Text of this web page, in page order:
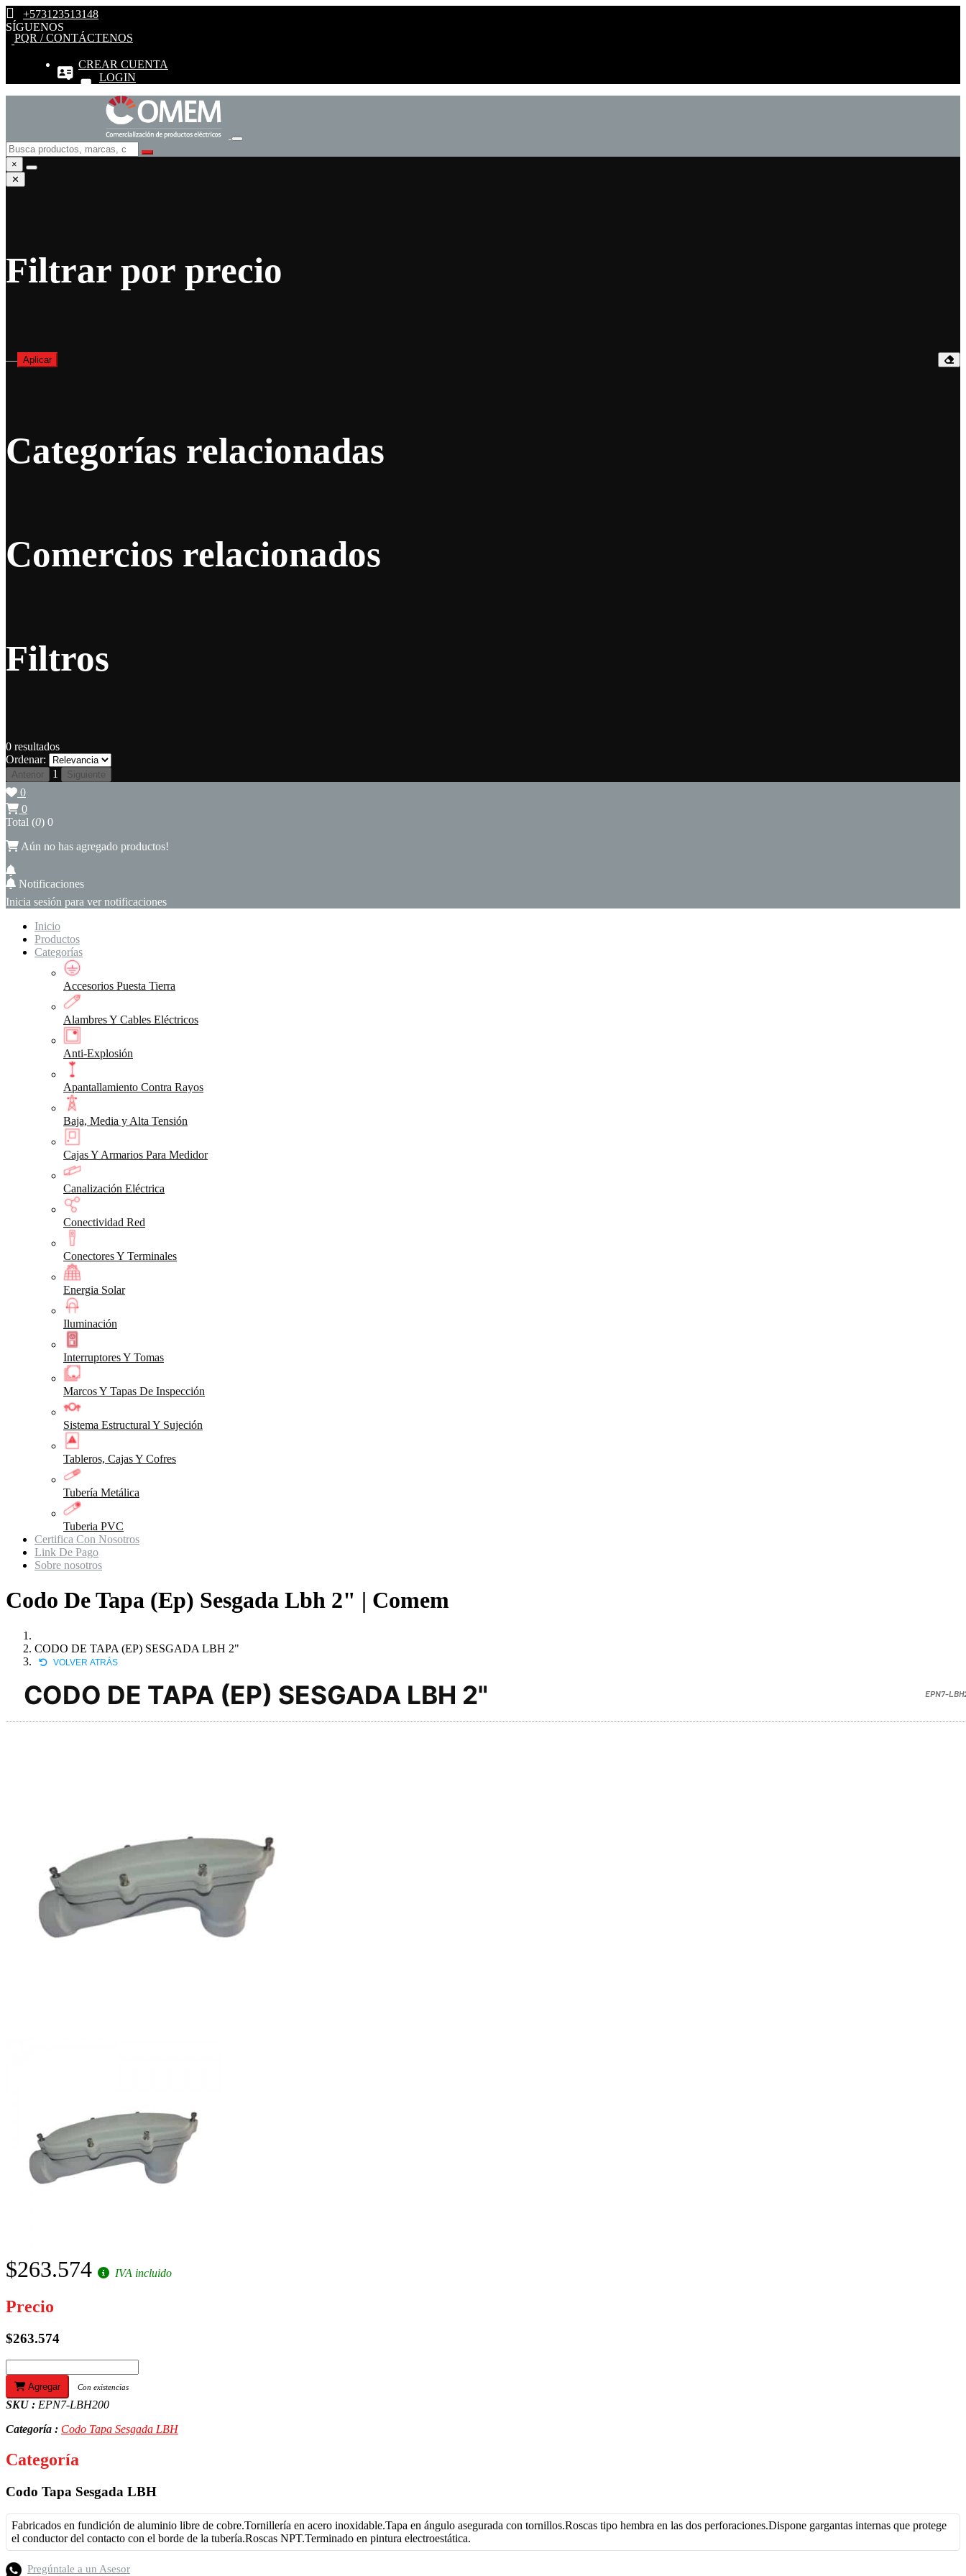
+573123513148
SÍGUENOS
PQR / CONTÁCTENOS
CREAR CUENTA
LOGIN
×
✕
Filtrar por precio
— Aplicar
Categorías relacionadas
Comercios relacionados
Filtros
0 resultados
Ordenar:
Anterior 1 Siguiente
0
0
Total (0) 0
Aún no has agregado productos!
Notificaciones
Inicia sesión para ver notificaciones
Inicio
Productos
Categorías
Accesorios Puesta Tierra
Alambres Y Cables Eléctricos
Anti-Explosión
Apantallamiento Contra Rayos
Baja, Media y Alta Tensión
Cajas Y Armarios Para Medidor
Canalización Eléctrica
Conectividad Red
Conectores Y Terminales
Energia Solar
Iluminación
Interruptores Y Tomas
Marcos Y Tapas De Inspección
Sistema Estructural Y Sujeción
Tableros, Cajas Y Cofres
Tubería Metálica
Tuberia PVC
Certifica Con Nosotros
Link De Pago
Sobre nosotros
Codo De Tapa (Ep) Sesgada Lbh 2" | Comem
CODO DE TAPA (EP) SESGADA LBH 2"
VOLVER ATRÁS
CODO DE TAPA (EP) SESGADA LBH 2" EPN7-
$263.574 IVA incluido
Precio
$263.574
Agregar Con existencias
SKU : EPN7-LBH200
Categoría : Codo Tapa Sesgada LBH
Categoría
Codo Tapa Sesgada LBH
Fabricados en fundición de aluminio libre de cobre.Tornillería en acero inoxidable.Tapa en ángulo asegurada con tornillos.Roscas tipo hembra en las dos perforaciones.Dispone gargantas internas que protege
el conductor del contacto con el borde de la tubería.Roscas NPT.Terminado en pintura electroestática.
Pregúntale a un Asesor